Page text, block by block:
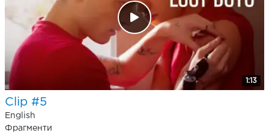
1:13
Clip #5
English
Фрагменти